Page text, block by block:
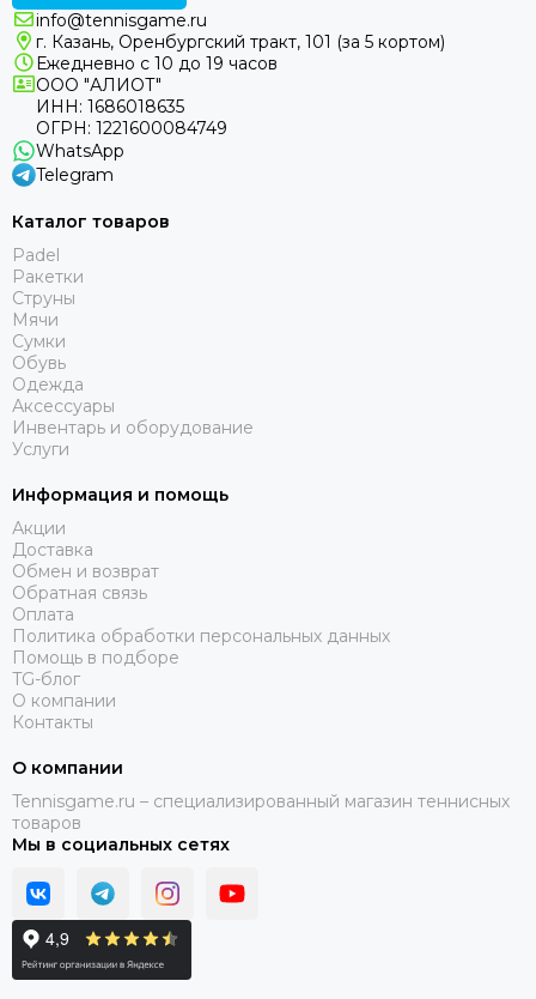
info@tennisgame.ru
г. Казань, Оренбургский тракт, 101 (за 5 кортом)
Ежедневно с 10 до 19 часов
ООО "АЛИОТ"
ИНН: 1686018635
ОГРН: 1221600084749
WhatsApp
Telegram
Каталог товаров
Padel
Ракетки
Струны
Мячи
Сумки
Обувь
Одежда
Аксессуары
Инвентарь и оборудование
Услуги
Информация и помощь
Акции
Доставка
Обмен и возврат
Обратная связь
Оплата
Политика обработки персональных данных
Помощь в подборе
TG-блог
О компании
Контакты
О компании
Tennisgame.ru – специализированный магазин теннисных
товаров
Мы в социальных сетях